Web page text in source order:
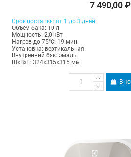
7 490,00 ₽
Срок поставки: от 1 до 3 дней
Объем бака: 10 л
Мощность: 2,0 кВт
Нагрев до 75°С: 19 мин.
Установка: вертикальная
Внутренний бак: эмаль
ШхВхГ: 324х315х315 мм
В